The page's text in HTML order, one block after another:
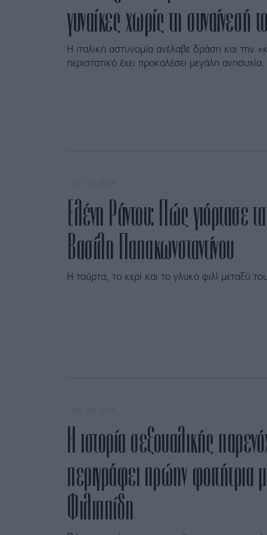
γυναίκες χωρίς τη συναίνεσή
Η ιταλική αστυνομία ανέλαβε δράση και την
περιστατικό έχει προκαλέσει μεγάλη ανησυχία.
Ελένη Ράντου: Πώς γιόρτασε
Βασίλη Παπακωνσταντίνου
Η τούρτα, το κερί και το γλυκό φιλί μεταξύ
Η ιστορία σεξουαλικής
περιγράφει πρώην
Φιλιππίδη